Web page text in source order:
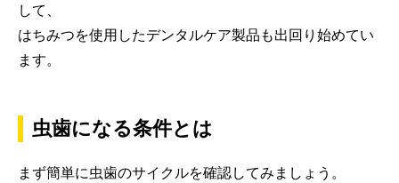
して、
はちみつを使用したデンタルケア製品も出回り始めてい
ます。
虫歯になる条件とは
まず簡単に虫歯のサイクルを確認してみましょう。